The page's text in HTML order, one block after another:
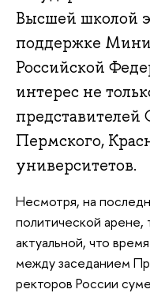
Высшей школой
поддержке
Российской
интерес не
представителей
Пермского,
университетов.
Несмотря, на
политической арене,
актуальной, что
между заседанием
ректоров России